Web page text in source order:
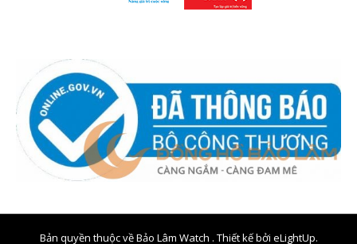
Bản quyền thuộc về Bảo Lâm Watch . Thiết kế bởi eLightUp.